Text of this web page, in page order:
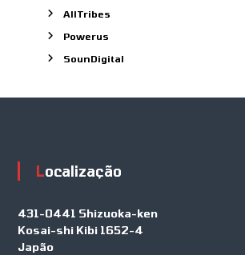
AllTribes
Powerus
SounDigital
Localização
431-0441 Shizuoka-ken
Kosai-shi Kibi 1652-4
Japão